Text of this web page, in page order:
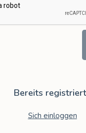
Bereits
Sich einloggen